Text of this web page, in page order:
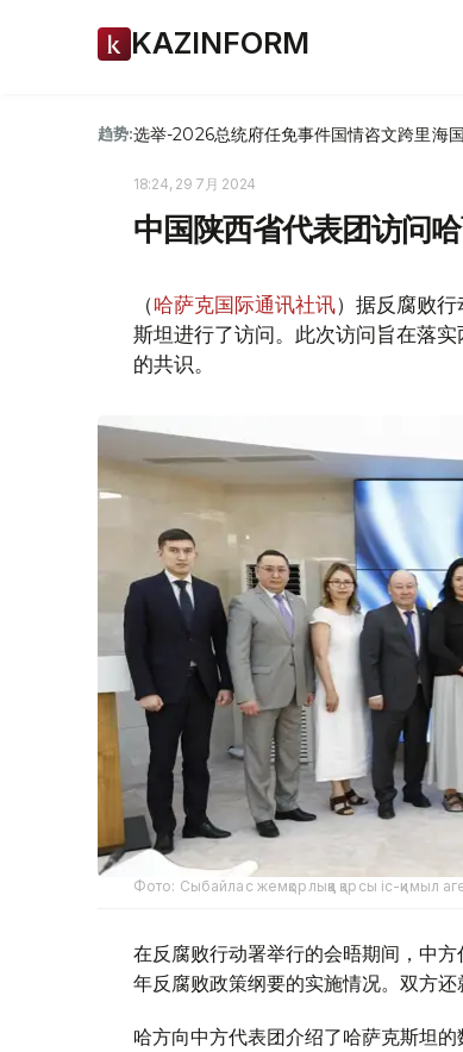
KAZINFORM
趋势:选举-2026总统府任免事件国情咨文跨里海
18:24, 29 7月 2024
中国陕西省代表团访问
（哈萨克国际通讯社讯）据反腐败
斯坦进行了访问。此次访问旨在落
的共识。
Фото: Сыбайлас жемқорлыққа қарсы іс-қимыл
在反腐败行动署举行的会晤期间，中
年反腐败政策纲要的实施情况。双方还
哈方向中方代表团介绍了哈萨克斯坦